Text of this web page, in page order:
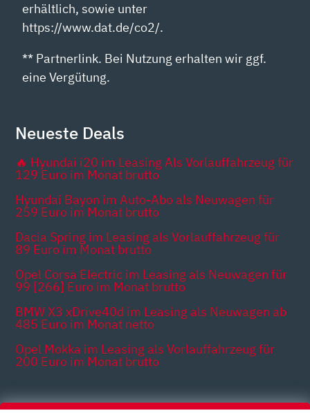
erhältlich, sowie unter
https://www.dat.de/co2/.
** Partnerlink. Bei Nutzung erhalten wir ggf.
eine Vergütung.
Neueste Deals
🔥 Hyundai i20 im Leasing Als Vorlauffahrzeug für
129 Euro im Monat brutto
Hyundai Bayon im Auto-Abo als Neuwagen für
259 Euro im Monat brutto
Dacia Spring im Leasing als Vorlauffahrzeug für
89 Euro im Monat brutto
Opel Corsa Electric im Leasing als Neuwagen für
99 [266] Euro im Monat brutto
BMW X3 xDrive40d im Leasing als Neuwagen ab
485 Euro im Monat netto
Opel Mokka im Leasing als Vorlauffahrzeug für
200 Euro im Monat brutto